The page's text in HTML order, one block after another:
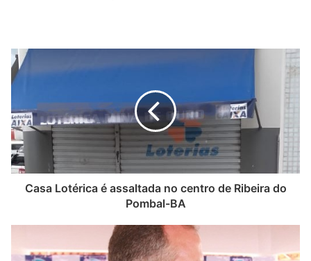
Casa Lotérica é assaltada no centro de Ribeira do
Pombal-BA